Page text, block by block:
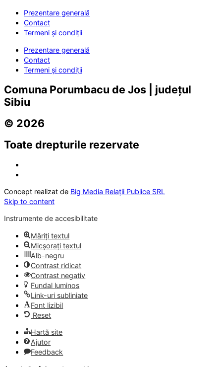
Prezentare generală
Contact
Termeni și condiții
Prezentare generală
Contact
Termeni și condiții
Comuna Porumbacu de Jos | județul
Sibiu
© 2026
Toate drepturile rezervate
Concept realizat de Big Media Relații Publice SRL
Skip to content
Instrumente de accesibilitate
Măriți textul
Micșorați textul
Alb-negru
Contrast ridicat
Contrast negativ
Fundal luminos
Link-uri subliniate
Font lizibil
Reset
Hartă site
Ajutor
Feedback